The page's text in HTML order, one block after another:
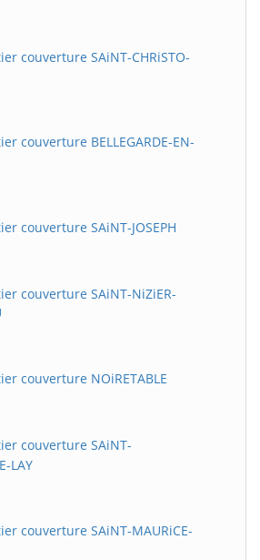
couverture SAiNT-CHRiSTO-
couverture BELLEGARDE-EN-
couverture SAiNT-JOSEPH
couverture SAiNT-NiZiER-
couverture NOiRETABLE
couverture SAiNT-
LAY
couverture SAiNT-MAURiCE-